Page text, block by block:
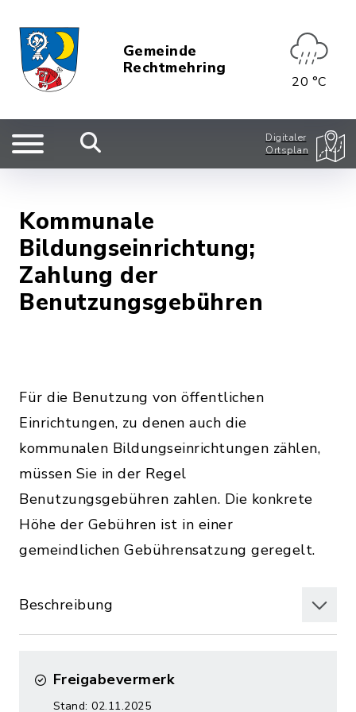
Gemeinde
Rechtmehring
20 °C
Digitaler
Ortsplan
Kommunale
Bildungseinrichtung;
Zahlung der
Benutzungsgebühren
Für die Benutzung von öffentlichen
Einrichtungen, zu denen auch die
kommunalen Bildungseinrichtungen zählen,
müssen Sie in der Regel
Benutzungsgebühren zahlen. Die konkrete
Höhe der Gebühren ist in einer
gemeindlichen Gebührensatzung geregelt.
Beschreibung
Freigabevermerk
Stand: 02.11.2025